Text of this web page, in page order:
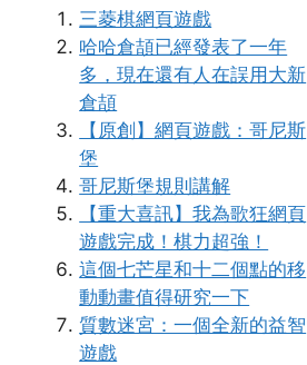
三菱棋網頁遊戲
哈哈倉頡已經發表了一年
多，現在還有人在誤用大新
倉頡
【原創】網頁遊戲：哥尼斯
堡
哥尼斯堡規則講解
【重大喜訊】我為歌狂網頁
遊戲完成！棋力超強！
這個七芒星和十二個點的移
動動畫值得研究一下
質數迷宮：一個全新的益智
遊戲